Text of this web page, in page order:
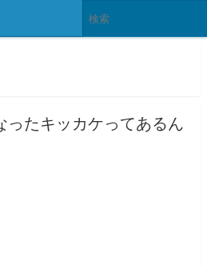
ったキッカケってあるん